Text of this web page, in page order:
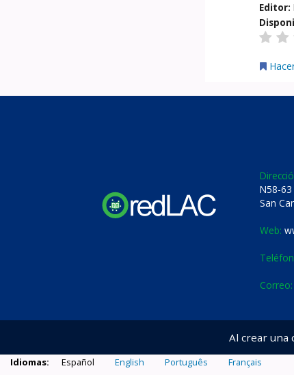
Editor:
N58-
San
Web:
Correo:
Al crear una
Idiomas: Español English Português Français